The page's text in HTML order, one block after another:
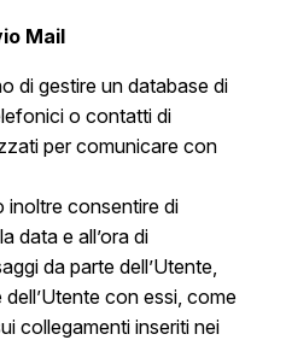
Mail
di gestire un database di
o contatti di
per comunicare con
inoltre consentire di
data e all’ora di
da parte dell’Utente,
con essi, come
collegamenti inseriti nei